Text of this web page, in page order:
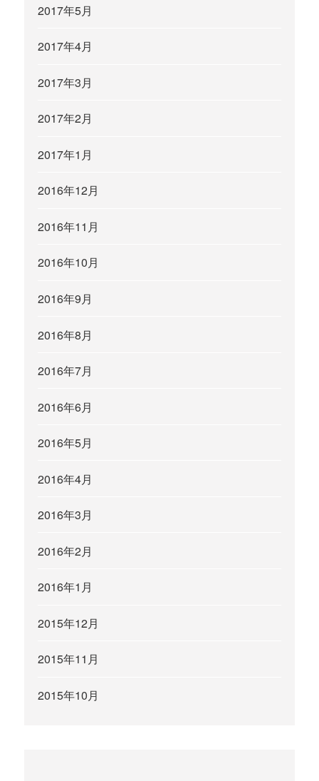
2017年5月
2017年4月
2017年3月
2017年2月
2017年1月
2016年12月
2016年11月
2016年10月
2016年9月
2016年8月
2016年7月
2016年6月
2016年5月
2016年4月
2016年3月
2016年2月
2016年1月
2015年12月
2015年11月
2015年10月